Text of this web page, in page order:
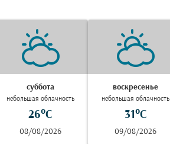
суббота
небольшая облачность
26°C
08/08/2026
воскресенье
небольшая облачность
31°C
09/08/2026